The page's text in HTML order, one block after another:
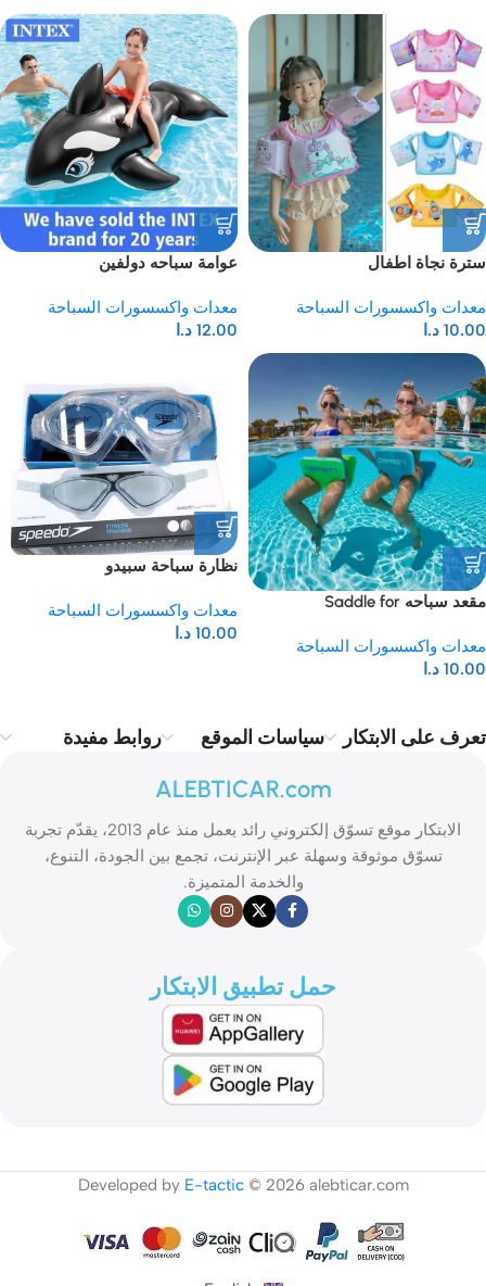
سترة نجاة اطفال
معدات واكسسورات السباحة
10.00 د.ا
عوامة سباحه دولفين
معدات واكسسورات السباحة
12.00 د.ا
مقعد سباحه Saddle for
معدات واكسسورات السباحة
10.00 د.ا
نظارة سباحة سبيدو
معدات واكسسورات السباحة
10.00 د.ا
تعرف على الابتكار سياسات الموقع روابط مفيدة
ALEBTICAR.com
الابتكار موقع تسوّق إلكتروني رائد يعمل منذ عام 2013، يقدّم تجربة
تسوّق موثوقة وسهلة عبر الإنترنت، تجمع بين الجودة، التنوع،
والخدمة المتميزة.
حمل تطبيق الابتكار
Developed by E-tactic© 2026 alebticar.com